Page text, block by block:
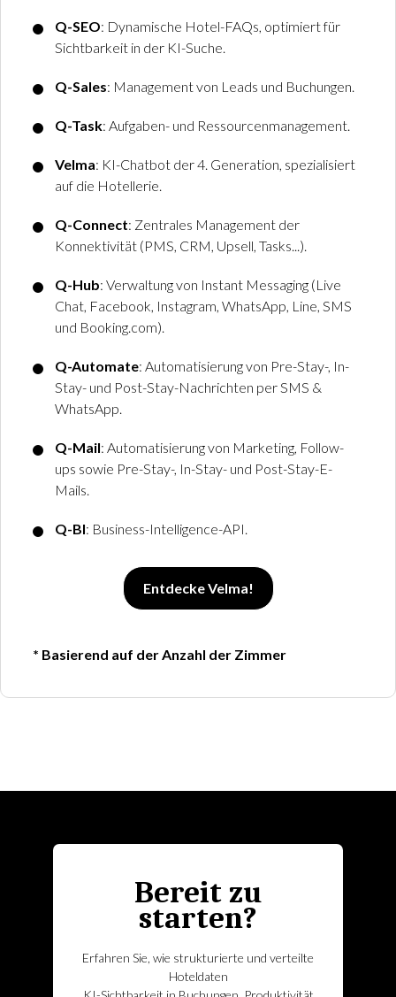
Q-SEO: Dynamische Hotel-FAQs, optimiert für
Sichtbarkeit in der KI-Suche.
Q-Sales: Management von Leads und Buchungen.
Q-Task: Aufgaben- und Ressourcenmanagement.
Velma: KI-Chatbot der 4. Generation, spezialisiert
auf die Hotellerie.
Q-Connect: Zentrales Management der
Konnektivität (PMS, CRM, Upsell, Tasks...).
Q-Hub: Verwaltung von Instant Messaging (Live
Chat, Facebook, Instagram, WhatsApp, Line, SMS
und Booking.com).
Q-Automate: Automatisierung von Pre-Stay-, In-
Stay- und Post-Stay-Nachrichten per SMS &
WhatsApp.
Q-Mail: Automatisierung von Marketing, Follow-
ups sowie Pre-Stay-, In-Stay- und Post-Stay-E-
Mails.
Q-BI: Business-Intelligence-API.
Entdecke Velma!
* Basierend auf der Anzahl der Zimmer
Bereit zu
starten?
Erfahren Sie, wie strukturierte und verteilte
Hoteldaten